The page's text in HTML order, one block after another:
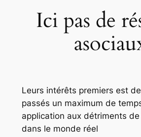
Ici pas de
Leurs intérêts premiers est
passés un maximum de
application aux détriments
dans le monde réel